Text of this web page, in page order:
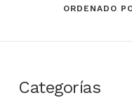
ORDENADO
Categorías